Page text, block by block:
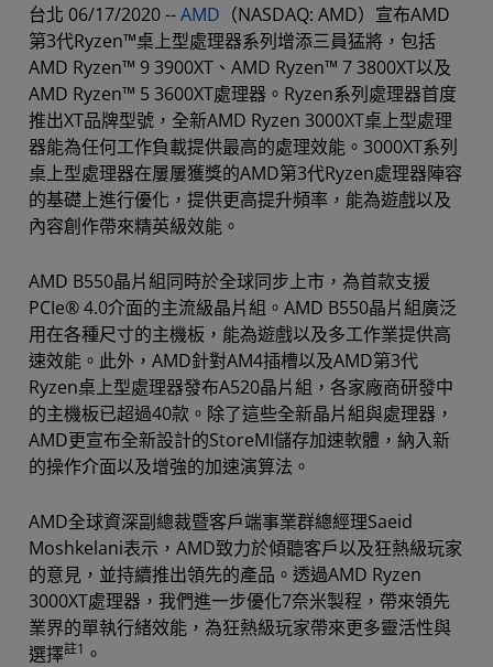
台北 06/17/2020 --AMD （NASDAQ: AMD）宣布AMD
第3代Ryzen™桌上型處理器系列增添三員猛將，包括
AMD Ryzen™ 9 3900XT、AMD Ryzen™ 7 3800XT以及
AMD Ryzen™ 5 3600XT處理器。Ryzen系列處理器首度
推出XT品牌型號，全新AMD Ryzen 3000XT桌上型處理
器能為任何工作負載提供最高的處理效能。3000XT系列
桌上型處理器在屢屢獲獎的AMD第3代Ryzen處理器陣容
的基礎上進行優化，提供更高提升頻率，能為遊戲以及
內容創作帶來精英級效能。
AMD B550晶片組同時於全球同步上市，為首款支援
PCIe® 4.0介面的主流級晶片組。AMD B550晶片組廣泛
用在各種尺寸的主機板，能為遊戲以及多工作業提供高
速效能。此外，AMD針對AM4插槽以及AMD第3代
Ryzen桌上型處理器發布A520晶片組，各家廠商研發中
的主機板已超過40款。除了這些全新晶片組與處理器，
AMD更宣布全新設計的StoreMI儲存加速軟體，納入新
的操作介面以及增強的加速演算法。
AMD全球資深副總裁暨客戶端事業群總經理Saeid
Moshkelani表示，AMD致力於傾聽客戶以及狂熱級玩家
的意見，並持續推出領先的產品。透過AMD Ryzen
3000XT處理器，我們進一步優化7奈米製程，帶來領先
業界的單執行緒效能，為狂熱級玩家帶來更多靈活性與
選擇註1 。